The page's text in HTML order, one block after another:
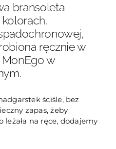
bransoleta
ręcznie w
w
ściśle, bez
zapas, żeby
na ręce, dodajemy